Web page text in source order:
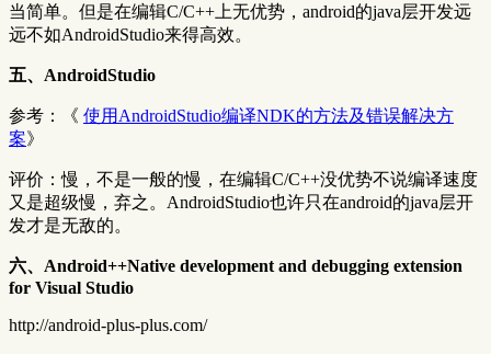
当简单。但是在编辑C/C++上无优势，android的java层开发远
远不如AndroidStudio来得高效。
五、AndroidStudio
参考：《 使用AndroidStudio编译NDK的方法及错误解决方
案》
评价：慢，不是一般的慢，在编辑C/C++没优势不说编译速度
又是超级慢，弃之。AndroidStudio也许只在android的java层开
发才是无敌的。
六、Android++Native development and debugging extension
for Visual Studio
http://android-plus-plus.com/